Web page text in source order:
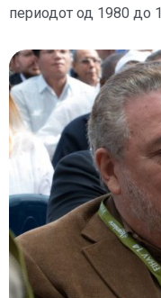
периодот од 1980 до